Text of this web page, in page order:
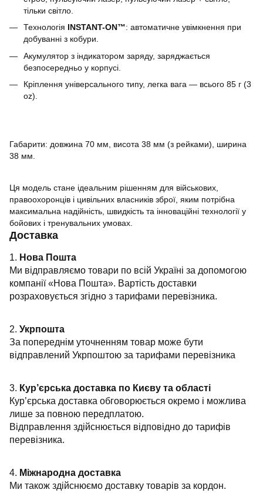
тільки світло.
Технологія INSTANT-ON™: автоматичне увімкнення при
добуванні з кобури.
Акумулятор з індикатором заряду, заряджається
безпосередньо у корпусі.
Кріплення універсального типу, легка вага — всього 85 г (3
oz).
Габарити: довжина 70 мм, висота 38 мм (з рейками), ширина
38 мм.
Ця модель стане ідеальним рішенням для військових,
правоохоронців і цивільних власників зброї, яким потрібна
максимальна надійність, швидкість та інноваційні технології у
бойових і тренувальних умовах.
Доставка
1. Нова Пошта
Ми відправляємо товари по всій Україні за допомогою
компанії «Нова Пошта». Вартість доставки
розраховується згідно з тарифами перевізника.
2. Укрпошта
За попереднім уточненням товар може бути
відправлений Укрпоштою за тарифами перевізника
3. Кур’єрська доставка по Києву та області
Кур’єрська доставка обговорюється окремо і можлива
лише за повною передплатою.
Відправлення здійснюється відповідно до тарифів
перевізника.
4. Міжнародна доставка
Ми також здійснюємо доставку товарів за кордон.